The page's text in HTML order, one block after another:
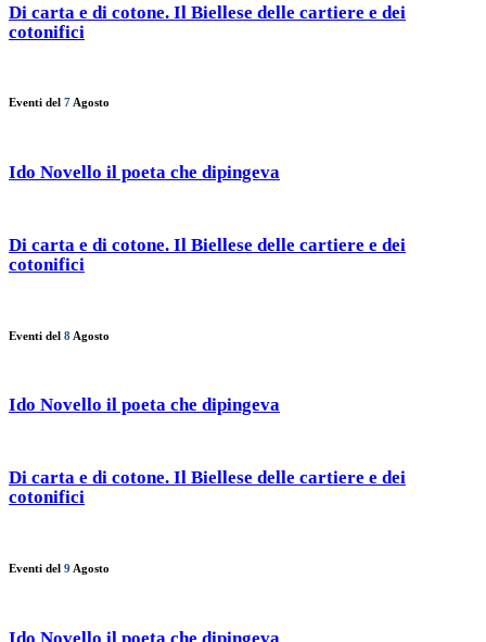
Di carta e di cotone. Il Biellese delle cartiere e dei
cotonifici
Eventi del 7 Agosto
Ido Novello il poeta che dipingeva
Di carta e di cotone. Il Biellese delle cartiere e dei
cotonifici
Eventi del 8 Agosto
Ido Novello il poeta che dipingeva
Di carta e di cotone. Il Biellese delle cartiere e dei
cotonifici
Eventi del 9 Agosto
Ido Novello il poeta che dipingeva